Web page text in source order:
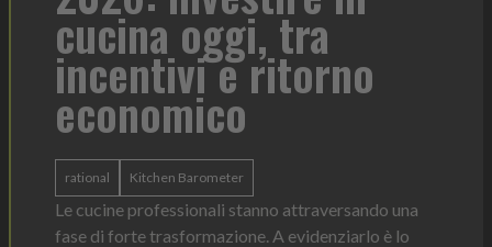
tra
attraversando una
A evidenziarlo è lo
contesto di
Heinz Mayonnaise Heinz
La novità di quest'anno è la Chef Bottle
ergonomica, con perfetta visibilità sul
dosaggio sempre sotto controllo
Leggi l'articolo